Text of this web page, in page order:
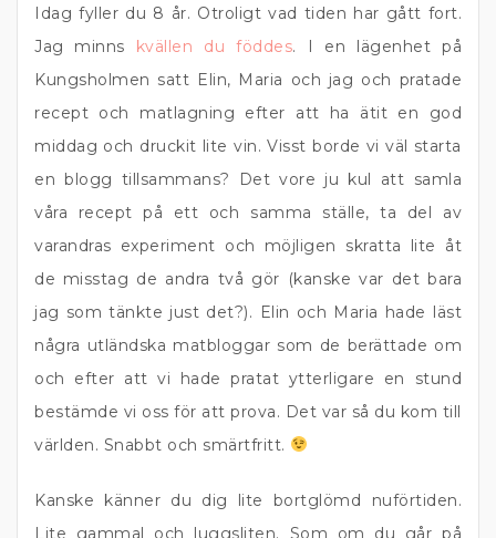
Idag fyller du 8 år. Otroligt vad tiden har gått fort.
Jag minns kvällen du föddes. I en lägenhet på
Kungsholmen satt Elin, Maria och jag och pratade
recept och matlagning efter att ha ätit en god
middag och druckit lite vin. Visst borde vi väl starta
en blogg tillsammans? Det vore ju kul att samla
våra recept på ett och samma ställe, ta del av
varandras experiment och möjligen skratta lite åt
de misstag de andra två gör (kanske var det bara
jag som tänkte just det?). Elin och Maria hade läst
några utländska matbloggar som de berättade om
och efter att vi hade pratat ytterligare en stund
bestämde vi oss för att prova. Det var så du kom till
världen. Snabbt och smärtfritt.
Kanske känner du dig lite bortglömd nuförtiden.
Lite gammal och luggsliten. Som om du går på